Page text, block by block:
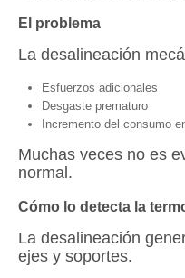
El problema
La desalineación
Esfuerzos adicionales
Desgaste prematuro
Incremento del consumo
Muchas veces no es
normal.
Cómo lo detecta la
La desalineación
ejes y soportes.